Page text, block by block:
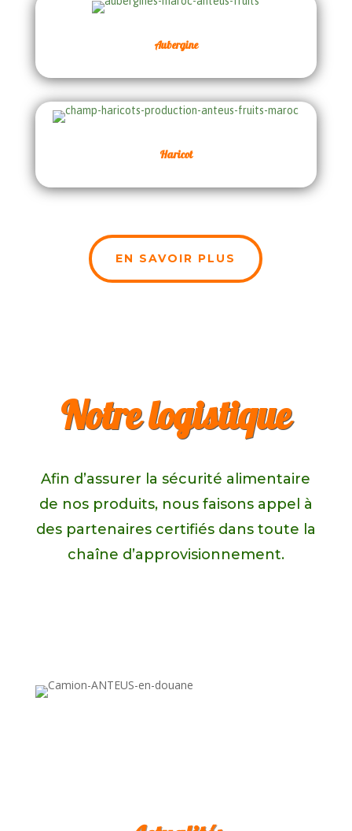
Aubergine
Haricot
EN SAVOIR PLUS
Notre logistique
Afin d’assurer la sécurité alimentaire
de nos produits, nous faisons appel à
des partenaires certifiés dans toute la
chaîne d’approvisionnement.